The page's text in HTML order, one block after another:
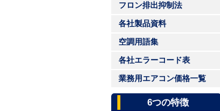
フロン排出抑制法
各社製品資料
空調用語集
各社エラーコード表
業務用エアコン価格一覧
6つの特徴